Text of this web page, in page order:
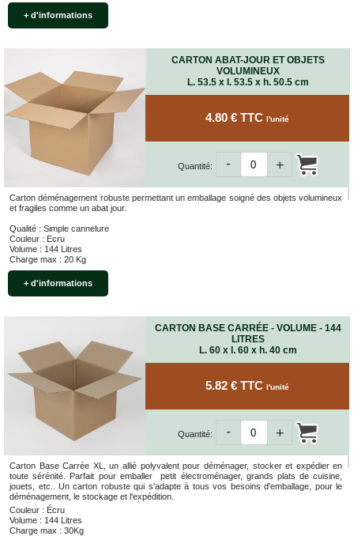
+ d'informations
CARTON ABAT-JOUR ET OBJETS
VOLUMINEUX
L. 53.5 x l. 53.5 x h. 50.5 cm
Carton déménagement robuste permettant un emballage soigné des objets volumineux
et fragiles comme un abat jour.
Qualité : Simple cannelure
Couleur : Ecru
Volume : 144 Litres
Charge max : 20 Kg
+ d'informations
4.80 € TTC l'unité
Quantité: +
-
CARTON BASE CARRÉE - VOLUME - 144
LITRES
L. 60 x l. 60 x h. 40 cm
Carton Base Carrée XL, un allié polyvalent pour déménager, stocker et expédier en
toute sérénité. Parfait pour emballer petit électroménager, grands plats de cuisine,
jouets, etc.. Un carton robuste qui s'adapte à tous vos besoins d'emballage, pour le
déménagement, le stockage et l'expédition.
Couleur : Écru
Volume : 144 Litres
Charge max : 30Kg
5.82 € TTC l'unité
Quantité: +
-